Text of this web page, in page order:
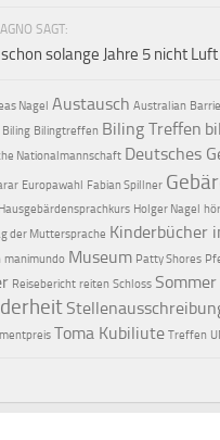
SAGT:
solange Jahre 5 nicht
Nagel Austausch Australian
Biling Bilingtreffen Biling Treffen
Nationalmannschaft Deutsches
Europawahl Fabian Spillner
Hausgebärdensprachkurs Holger Nagel
der Muttersprache Kinderbücher
manimundo Museum Patty Shores
Reisebericht reiten Schloss Sommer
Toma Kubiliute Treffen